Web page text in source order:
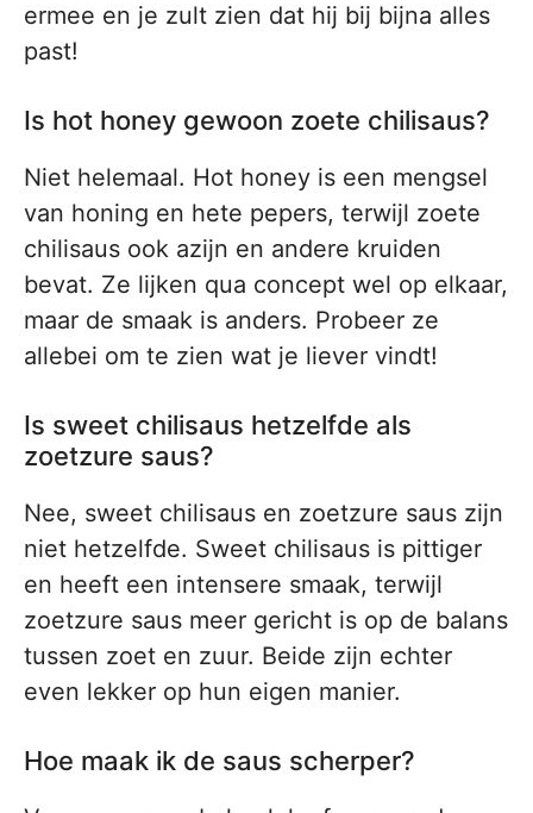
ermee en je zult zien dat hij bij bijna alles
past!
Is hot honey gewoon zoete chilisaus?
Niet helemaal. Hot honey is een mengsel
van honing en hete pepers, terwijl zoete
chilisaus ook azijn en andere kruiden
bevat. Ze lijken qua concept wel op elkaar,
maar de smaak is anders. Probeer ze
allebei om te zien wat je liever vindt!
Is sweet chilisaus hetzelfde als
zoetzure saus?
Nee, sweet chilisaus en zoetzure saus zijn
niet hetzelfde. Sweet chilisaus is pittiger
en heeft een intensere smaak, terwijl
zoetzure saus meer gericht is op de balans
tussen zoet en zuur. Beide zijn echter
even lekker op hun eigen manier.
Hoe maak ik de saus scherper?